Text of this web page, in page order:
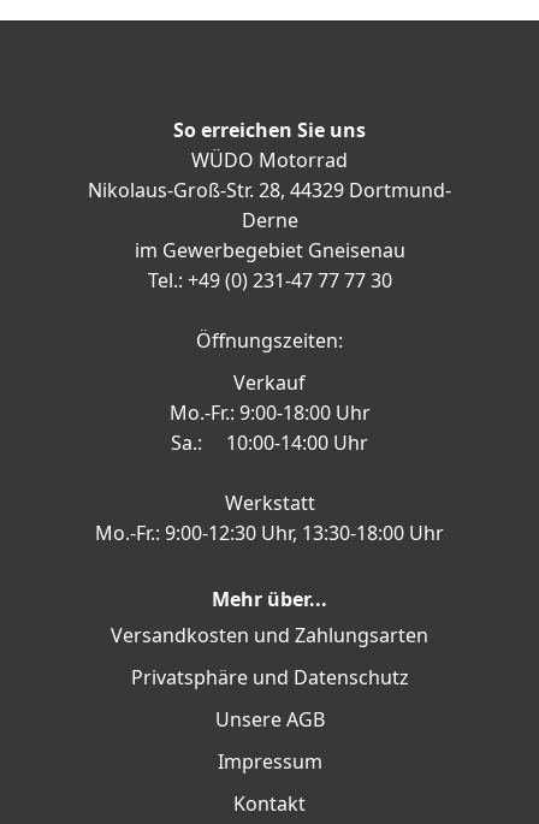
So erreichen Sie uns
WÜDO Motorrad
Nikolaus-Groß-Str. 28, 44329 Dortmund-
Derne
im Gewerbegebiet Gneisenau
Tel.: +49 (0) 231-47 77 77 30
Öffnungszeiten:
Verkauf
Mo.-Fr.: 9:00-18:00 Uhr
Sa.: 10:00-14:00 Uhr
Werkstatt
Mo.-Fr.: 9:00-12:30 Uhr, 13:30-18:00 Uhr
Mehr über...
Versandkosten und Zahlungsarten
Privatsphäre und Datenschutz
Unsere AGB
Impressum
Kontakt